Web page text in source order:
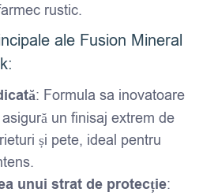
rustic.
ale Fusion Mineral
: Formula sa inovatoare
un finisaj extrem de
și pete, ideal pentru
unui strat de protecție: